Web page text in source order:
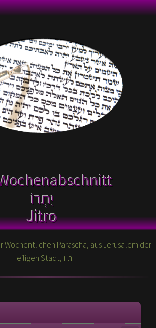
Jitro
Wöchentlichen Parascha, aus Jerusalem der
Heiligen Stadt, ת"ו